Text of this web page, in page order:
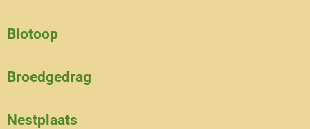
Biotoop
Broedgedrag
Nestplaats